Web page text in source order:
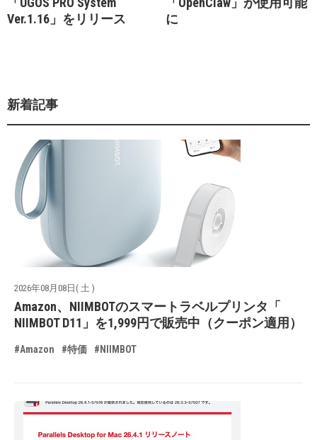
Ver.1.16」をリリース
に
新着記事
2026年08月08日( 土 )
Amazon、NIIMBOTのスマートラベルプリンタ「
NIIMBOT D11」を1,999円で販売中（クーポン適用）
#Amazon #特価 #NIIMBOT